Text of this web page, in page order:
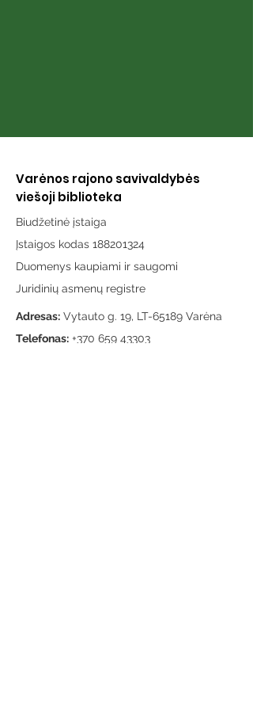
Varėnos rajono savivaldybės
viešoji biblioteka
Biudžetinė įstaiga
Įstaigos kodas 188201324
Duomenys kaupiami ir saugomi
Juridinių asmenų registre
Adresas: Vytauto g. 19, LT-65189 Varėna
Telefonas: +370 659 43303